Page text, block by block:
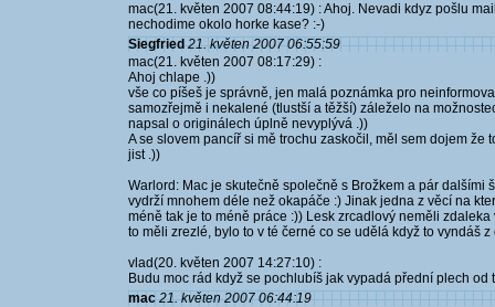
mac(21. květen 2007 08:44:19) : Ahoj. Nevadi kdyz pošlu
nechodime okolo horke kase? :-)
Siegfried 21. květen 2007 06:55:59
mac(21. květen 2007 08:17:29) :
Ahoj chlape .))
vše co píšeš je správně, jen malá poznámka pro
samozřejmě i nekalené (tlustší a těžší) záleželo na
napsal o originálech úplně nevyplývá .))
A se slovem pancíř si mě trochu zaskočil, měl sem dojem že
jist .))
Warlord: Mac je skutečně společně s Brožkem a pár dalšími
vydrží mnohem déle než okapáče :) Jinak jedna z věcí na
méně tak je to méně práce :)) Lesk zrcadlový neměli
to měli zrezlé, bylo to v té černé co se udělá když to vyndáš z
vlad(20. květen 2007 14:27:10) :
Budu moc rád když se pochlubíš jak vypadá přední plech od
mac 21. květen 2007 06:44:19